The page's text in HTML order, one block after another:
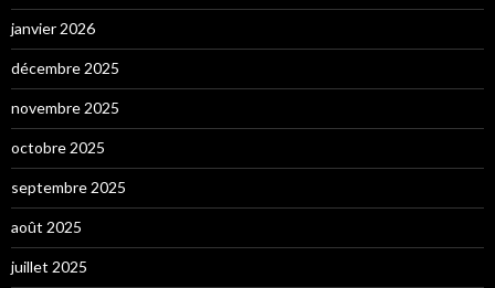
janvier 2026
décembre 2025
novembre 2025
octobre 2025
septembre 2025
août 2025
juillet 2025